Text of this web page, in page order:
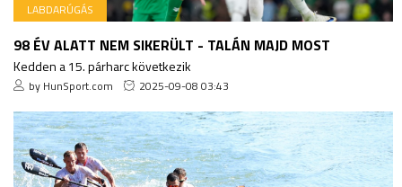
LABDARÚGÁS
98 ÉV ALATT NEM SIKERÜLT - TALÁN MAJD MOST
Kedden a 15. párharc következik
by HunSport.com 2025-09-08 03:43